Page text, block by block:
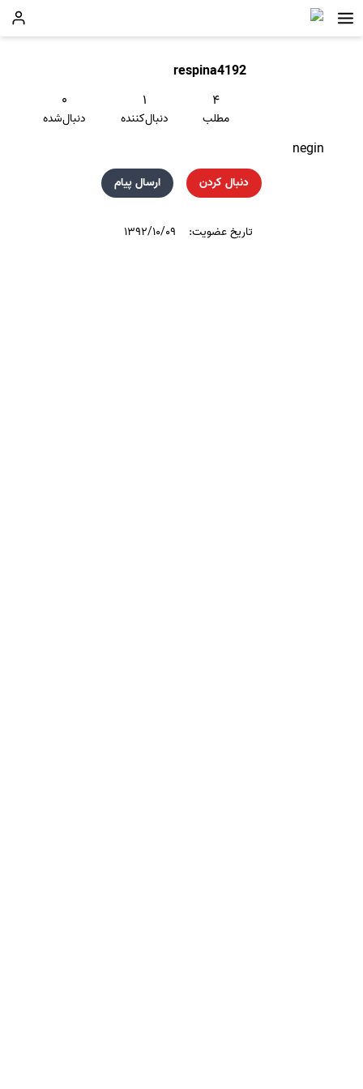
respina4192
۴
مطلب
۱
دنبال‌کننده
۰
دنبال‌شده
negin
دنبال کردن ارسال پیام
تاریخ عضویت: ۱۳۹۲/۱۰/۰۹